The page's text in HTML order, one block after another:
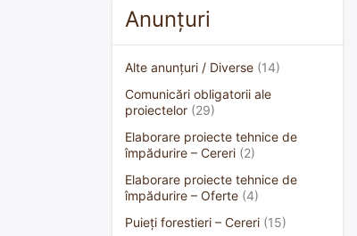
Anunțuri
Alte anunțuri / Diverse (14)
Comunicări obligatorii ale
proiectelor (29)
Elaborare proiecte tehnice de
împădurire – Cereri (2)
Elaborare proiecte tehnice de
împădurire – Oferte (4)
Puieți forestieri – Cereri (15)